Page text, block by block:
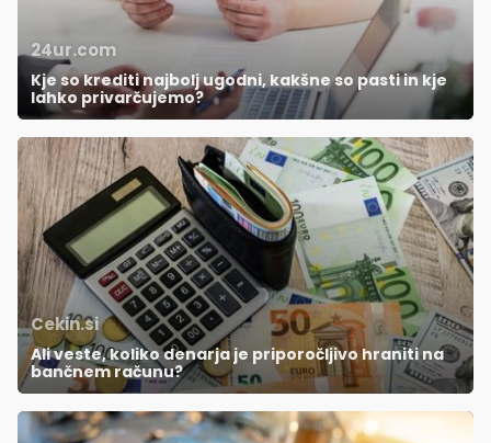
24ur.com
Kje so krediti najbolj ugodni, kakšne so pasti in kje
lahko privarčujemo?
Cekin.si
Ali veste, koliko denarja je priporočljivo hraniti na
bančnem računu?